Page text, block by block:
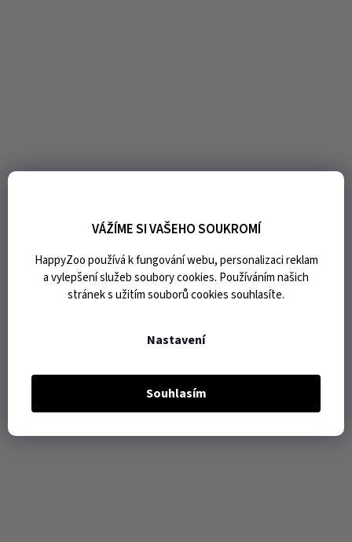
VÁŽÍME SI VAŠEHO SOUKROMÍ
HappyZoo používá k fungování webu, personalizaci reklam
a vylepšení služeb soubory cookies. Používáním našich
stránek s užitím souborů cookies souhlasíte.
Nastavení
Souhlasím